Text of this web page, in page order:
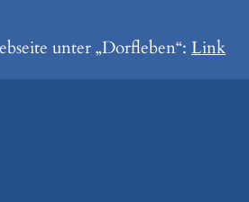
unter „Dorfleben“: Link